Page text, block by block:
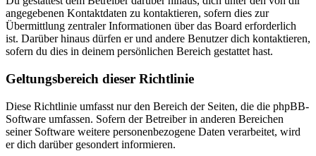
angegebenen Kontaktdaten zu kontaktieren, sofern dies zur
Übermittlung zentraler Informationen über das Board erforderlich
ist. Darüber hinaus dürfen er und andere Benutzer dich kontaktieren,
sofern du dies in deinem persönlichen Bereich gestattet hast.
Geltungsbereich dieser Richtlinie
Diese Richtlinie umfasst nur den Bereich der Seiten, die die phpBB-
Software umfassen. Sofern der Betreiber in anderen Bereichen
seiner Software weitere personenbezogene Daten verarbeitet, wird
er dich darüber gesondert informieren.